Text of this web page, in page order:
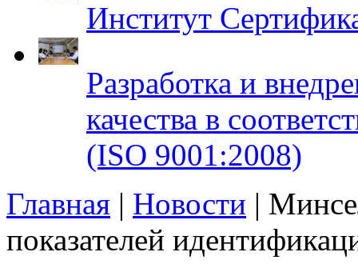
Институт
Разработка и
качества в
(ISO 9001:2008)
Главная | Новости |
показателей